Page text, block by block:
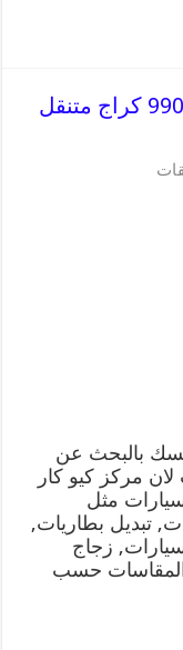
افضل خدمة بنشر السرة 99009551 كراج متنقل
بالبحث عن
مركز كيو كار
مثل
تبديل بطاريات,
زجاج
حسب